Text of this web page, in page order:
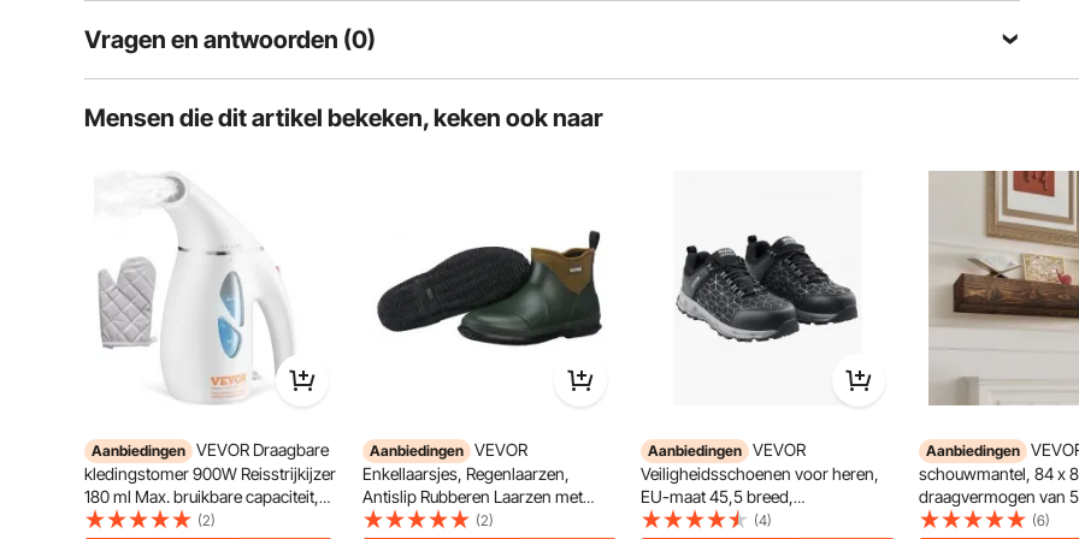
De dubbele pomp- en dubbelventieltechnologie biedt onafhankelijke controle voor beide borsten en maakt het
mogelijk de zuigkracht individueel aan te passen aan verschillende melkhoeveelheden en gevoeligheden.
Vragen en antwoorden (0)
Is het product duurzaam? ...
Stel de eerste vraag
Mensen die dit artikel bekeken, keken ook naar
Aanbiedingen VEVOR Draagbare
kledingstomer 900W Reisstrijkijzer
180 ml Max. bruikbare capaciteit,
Stomer zonder strijkplank, Witte
(2)
Aanbiedingen VEVOR
Enkellaarsjes, Regenlaarzen,
Antislip Rubberen Laarzen met
Enkelbandje, Beschermende
(2)
Aanbiedingen VEVOR
Veiligheidsschoenen voor heren,
EU-maat 45,5 breed,
werkschoenen met gevoerde
(4)
Aanbiedingen
schouwmantel, 84 x
draagvermogen van
schouwmantel van
(6)